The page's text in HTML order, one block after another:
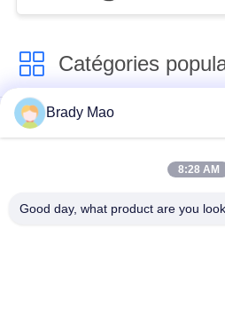
Catégories
Antenne d'Omni WiFi
Brady Mao
8:28 AM
Good day, what product are you